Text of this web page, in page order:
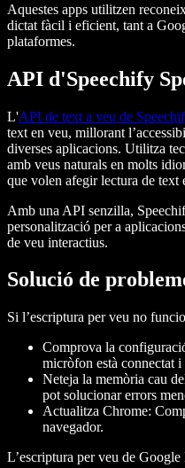
Aquestes apps utilitzen
dictat fàcil i eficient, tant a
plataformes.
API d'Speechify
L'API de text a veu de
text en veu, millorant
diverses aplicacions. Utilitza
amb veus naturals en molts
que volen afegir lectura de text
Amb una API senzilla,
personalització per a
de veu interactius.
Solució de
Si l’escriptura per veu no
Comprova la
micròfon està connectat
Neteja la memòria cau
pot solucionar errors
Actualitza Chrome:
navegador.
L’escriptura per veu de